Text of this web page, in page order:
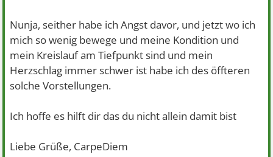
Nunja, seither habe ich Angst davor, und jetzt wo ich
mich so wenig bewege und meine Kondition und
mein Kreislauf am Tiefpunkt sind und mein
Herzschlag immer schwer ist habe ich des öffteren
solche Vorstellungen.
Ich hoffe es hilft dir das du nicht allein damit bist
Liebe Grüße, CarpeDiem